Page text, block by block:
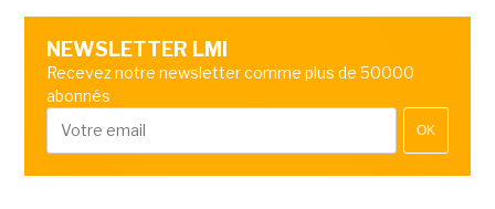
NEWSLETTER LMI
Recevez notre newsletter comme plus de 50000
abonnés
OK